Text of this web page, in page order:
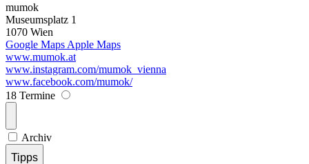
mumok
Museumsplatz 1
1070 Wien
Google Maps Apple Maps
www.mumok.at
www.instagram.com/mumok_vienna
www.facebook.com/mumok/
18 Termine
Archiv
Tipps